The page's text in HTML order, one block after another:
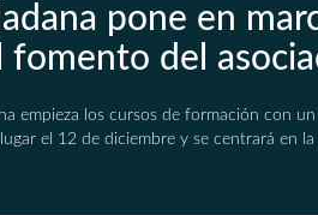
pone en
del
empieza los cursos de formación con
el 12 de diciembre y se centrará en